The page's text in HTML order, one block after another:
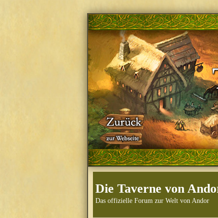
Die Taverne von
Das offizielle Forum zur Welt von Andor